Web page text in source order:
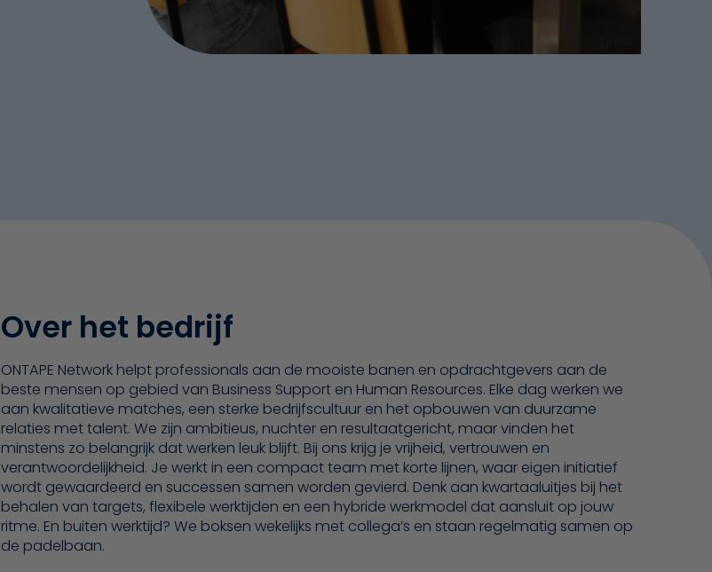
Over het bedrijf
ONTAPE Network helpt professionals aan de mooiste banen en opdrachtgevers aan de
beste mensen op gebied van Business Support en Human Resources. Elke dag werken we
aan kwalitatieve matches, een sterke bedrijfscultuur en het opbouwen van duurzame
relaties met talent. We zijn ambitieus, nuchter en resultaatgericht, maar vinden het
minstens zo belangrijk dat werken leuk blijft. Bij ons krijg je vrijheid, vertrouwen en
verantwoordelijkheid. Je werkt in een compact team met korte lijnen, waar eigen initiatief
wordt gewaardeerd en successen samen worden gevierd. Denk aan kwartaaluitjes bij het
behalen van targets, flexibele werktijden en een hybride werkmodel dat aansluit op jouw
ritme. En buiten werktijd? We boksen wekelijks met collega’s en staan regelmatig samen op
de padelbaan.